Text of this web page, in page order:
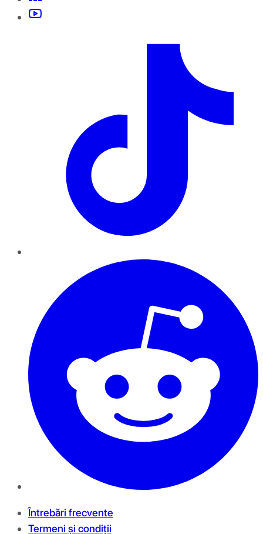
Întrebări frecvente
Termeni și condiții